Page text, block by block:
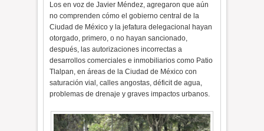
Los en voz de Javier Méndez, agregaron que aún
no comprenden cómo el gobierno central de la
Ciudad de México y la jefatura delegacional hayan
otorgado, primero, o no hayan sancionado,
después, las autorizaciones incorrectas a
desarrollos comerciales e inmobiliarios como Patio
Tlalpan, en áreas de la Ciudad de México con
saturación vial, calles angostas, déficit de agua,
problemas de drenaje y graves impactos urbanos.